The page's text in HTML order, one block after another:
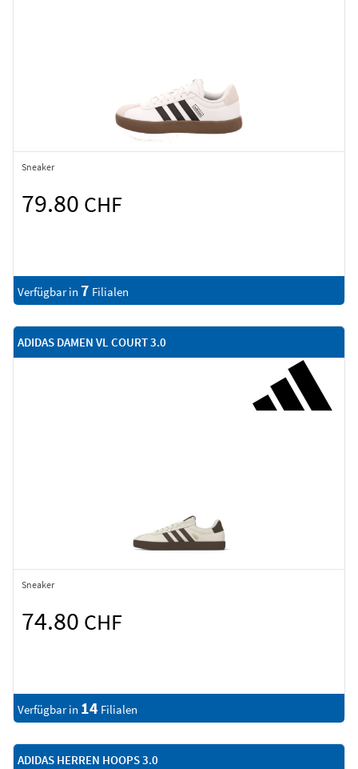
Sneaker
79.80 CHF
Verfügbar in 7 Filialen
ADIDAS DAMEN VL COURT 3.0
Sneaker
74.80 CHF
Verfügbar in 14 Filialen
ADIDAS HERREN HOOPS 3.0